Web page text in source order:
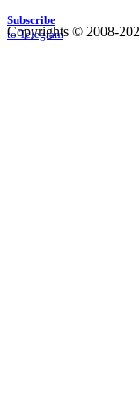
Subscribe
to Telegram
Copyrights © 2008-